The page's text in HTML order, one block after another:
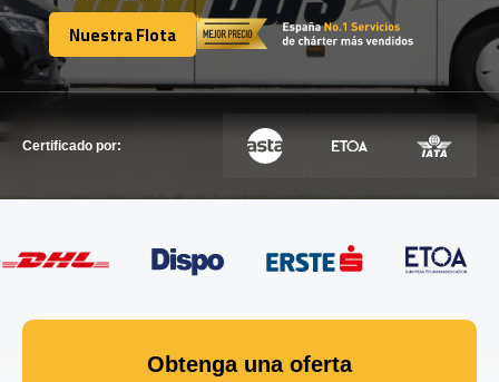
FLOTA
Nuestra Flota
Nuestra Flota
Certificado por:
Obtenga una oferta